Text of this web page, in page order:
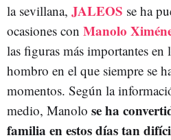
la sevillana, JALEOS se ha
ocasiones con Manolo
las figuras más importantes
hombro en el que siempre se
momentos. Según la
medio, Manolo se ha
familia en estos días tan